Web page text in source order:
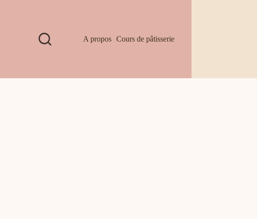
A propos Cours de pâtisserie